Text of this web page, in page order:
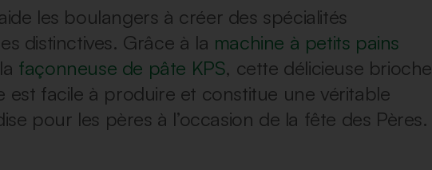
les boulangers à créer des spécialités
distinctives. Grâce à la machine à petits pains
façonneuse de pâte KPS, cette délicieuse brioche
est facile à produire et constitue une véritable
pour les pères à l’occasion de la fête des Pères.